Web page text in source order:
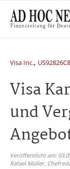
Visa Inc.,
Visa
und
Veröffentlicht am:
Rafael Müller,